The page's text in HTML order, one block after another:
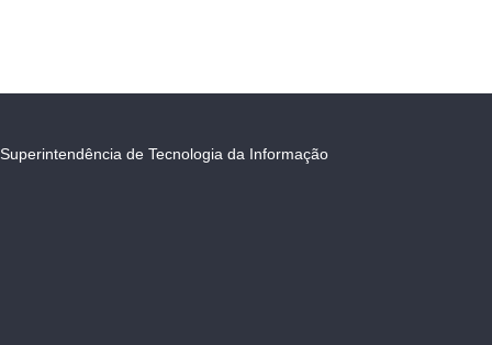
Superintendência de Tecnologia da Informação